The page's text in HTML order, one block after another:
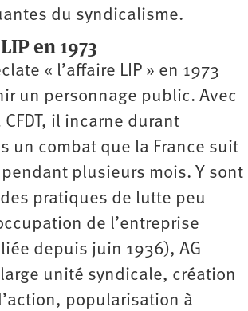
du syndicalisme.
en 1973
« l’affaire LIP » en 1973
un personnage public. Avec
CFDT, il incarne durant
un combat que la France suit
plusieurs mois. Y sont
pratiques de lutte peu
de l’entreprise
depuis juin 1936), AG
unité syndicale, création
popularisation à